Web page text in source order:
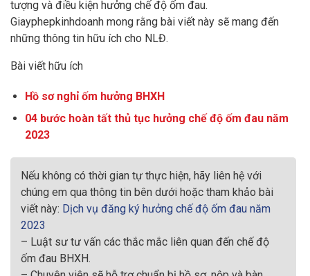
tượng và điều kiện hưởng chế độ ốm đau.
Giayphepkinhdoanh mong rằng bài viết này sẽ mang đến
những thông tin hữu ích cho NLĐ.
Bài viết hữu ích
Hồ sơ nghỉ ốm hưởng BHXH
04 bước hoàn tất thủ tục hưởng chế độ ốm đau năm
2023
Nếu không có thời gian tự thực hiện, hãy liên hệ với
chúng em qua thông tin bên dưới hoặc tham khảo bài
viết này: Dịch vụ đăng ký hưởng chế độ ốm đau năm
2023
– Luật sư tư vấn các thắc mắc liên quan đến chế độ
ốm đau BHXH.